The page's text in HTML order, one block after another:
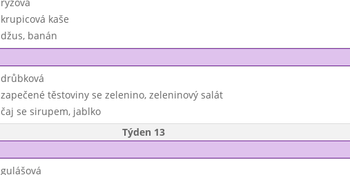
krupicová kaše
džus, banán
drůbková
zapečené těstoviny se zelenino, zeleninový salát
čaj se sirupem, jablko
Týden 13
gulášová